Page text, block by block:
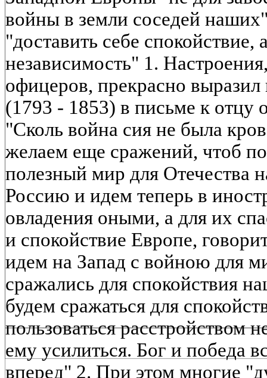
войны в земли соседей
"доставить себе спокойствие,
независимость" 1.
офицеров, прекрасно
(1793 - 1853) в письме к отцу
"Сколь война сия не была
желаем еще сражений, чтоб
полезный мир для Отечества
Россию и идем теперь в
овладения оными, а для их
и спокойствие Европе,
идем на Запад с войною для
сражались для спокойствия
будем сражаться для
пользоваться расстройством
ему усилиться. Бог и победа
вперед" 2. При этом многие